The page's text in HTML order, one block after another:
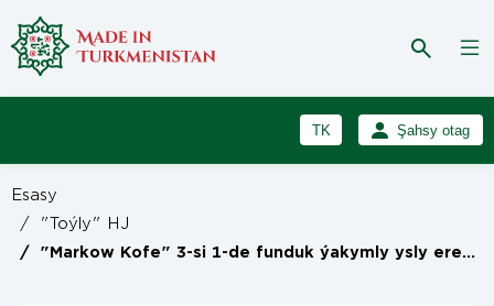
TK
RU
Şahsy otag
Esasy
/
"Toýly" HJ
/ "Markow Kofe" 3-si 1-de funduk ýakymly ysly ereýän kofe içgisi